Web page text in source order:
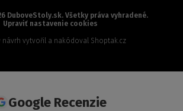
DuboveStoly.sk. Všetky práva vyhradené.
Upraviť nastavenie cookies
návrh vytvořil a nakódoval Shoptak.cz
Google Recenzie